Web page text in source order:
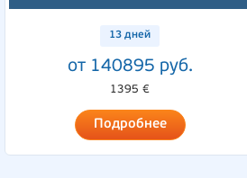
13 дней
от 140895 руб.
1395 €
Подробнее